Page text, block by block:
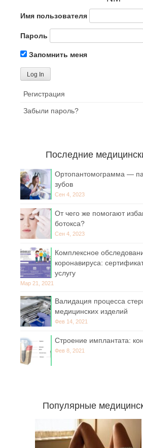
Имя пользователя
Пароль
Запомнить меня
Регистрация
Забыли пароль?
Последние
Ортопантомограмма —
зубов
Сен 4, 2023
От чего же помогают
ботокса?
Сен 4, 2023
Комплексное
коронавируса:
услугу
Мар 21, 2021
Валидация процесса
медицинских изделий
Фев 14, 2021
Строение имплантата:
Фев 8, 2021
Популярные